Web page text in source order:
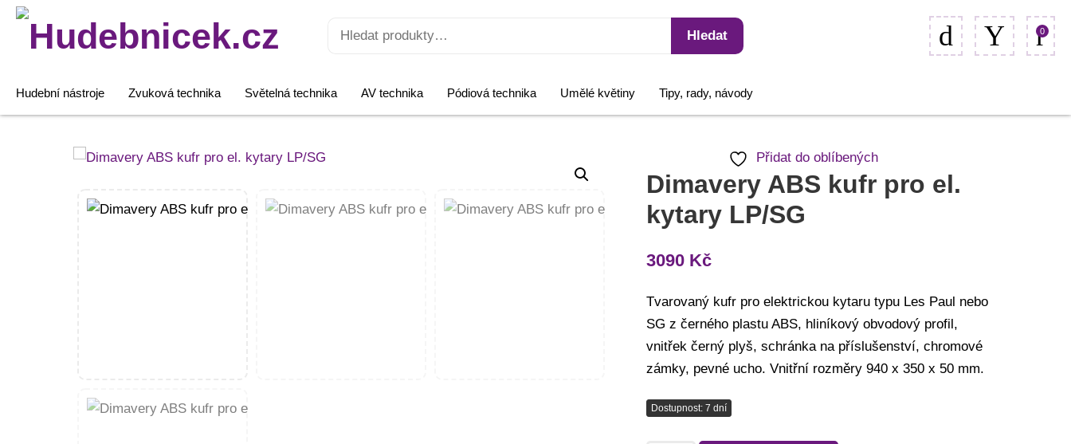
Hledat:
Hledat 0
Hudební nástroje Zvuková technika Světelná technika AV technika Pódiová technika Umělé květiny Tipy, rady, návody
Přidat do oblíbených
Dimavery ABS kufr pro el.
kytary LP/SG
3090 Kč
Tvarovaný kufr pro elektrickou kytaru typu Les Paul nebo
SG z černého plastu ABS, hliníkový obvodový profil,
vnitřek černý plyš, schránka na příslušenství, chromové
zámky, pevné ucho. Vnitřní rozměry 940 x 350 x 50 mm.
Dostupnost: 7 dní
Dimavery
kufr